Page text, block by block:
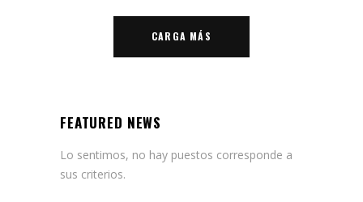
CARGA MÁS
FEATURED NEWS
Lo sentimos, no hay puestos corresponde a
sus criterios.